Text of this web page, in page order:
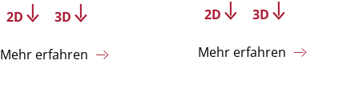
2D
3D
Mehr erfahren
2D
3D
Mehr erfahren